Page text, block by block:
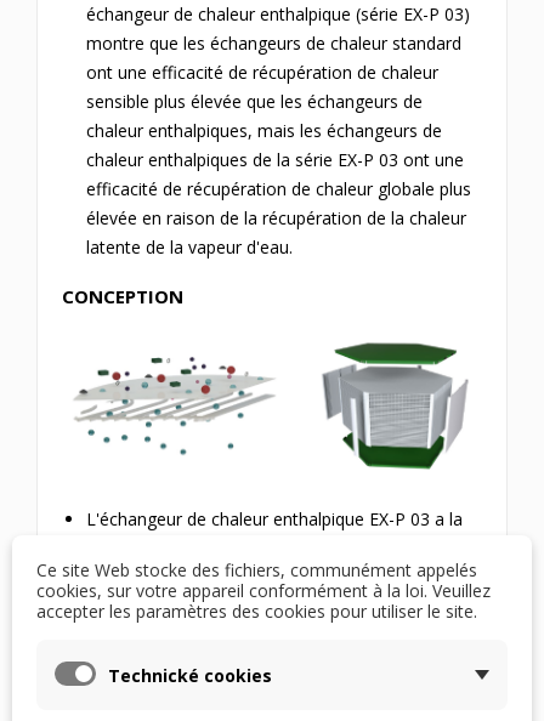
échangeur de chaleur enthalpique (série EX-P 03)
montre que les échangeurs de chaleur standard
ont une efficacité de récupération de chaleur
sensible plus élevée que les échangeurs de
chaleur enthalpiques, mais les échangeurs de
chaleur enthalpiques de la série EX-P 03 ont une
efficacité de récupération de chaleur globale plus
élevée en raison de la récupération de la chaleur
latente de la vapeur d'eau.
CONCEPTION
L'échangeur de chaleur enthalpique EX-P 03 a la
il n'y a donc aucun problème pour son
remplacement.
maximiser l'efficacité du transfert de chaleur et
Ce site Web stocke des fichiers, communément appelés
cookies, sur votre appareil conformément à la loi. Veuillez
accepter les paramètres des cookies pour utiliser le site.
Technické cookies